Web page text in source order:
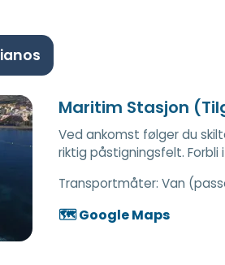
Maritim Stasjon
Ved ankomst følger du
riktig påstigningsfelt.
Transportmåter: Van
🗺️ Google Maps